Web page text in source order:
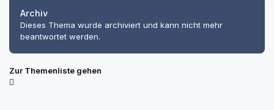
Archiv
Dieses Thema wurde archiviert und kann nicht mehr
beantwortet werden.
Zur Themenliste gehen